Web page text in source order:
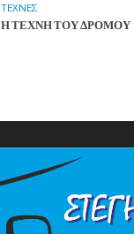
ΤΕΧΝΕΣ
Η ΤΕΧΝΗ ΤΟΥ ΔΡΟΜΟΥ